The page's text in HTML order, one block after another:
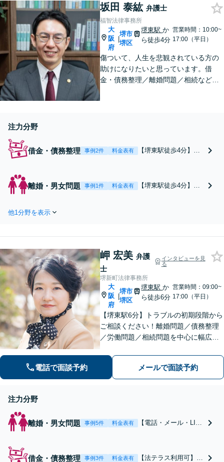
面会交流などにも注力
【オンライン相談可】
事告訴、示談交渉、ト
レント、リベンジポル
ノの実績多数！企業・
飲食店の風評被害も対
坂田 泰紘 弁護士
福智法律事務所
大
阪
府
|
堺市
堺区
堺東駅か
ら徒歩4分
営業時間：10:00~
17:00（平日）
傷ついて、人生を悲観されている方の
助けになりたいと思っています。借
金・債務整理／離婚問題／相続など、
注力分野
借金・債務整理 事例2件 料金表有
【堺東駅徒歩4分】
いは一気に止まりま
す。借金の督促にお困
【借金問題のみ初回相
談無料】
離婚・男女問題 事例1件 料金表有
【堺東駅徒歩4分】
与・慰謝料請求など、
ます。依頼者さまのお
気持ちに寄り添った対
応を心がけます。【夜
間・休日対応可能】
【完全個室完備】
他1分野を表示
岬 宏美 弁護
士
インタビューを見
る
堺新町法律事務所
大
阪
府
|
堺市
堺区
堺東駅か
ら徒歩6分
営業時間：09:00~
17:00（平日）
【堺東駅6分】トラブルの初期段階から
ご相談ください！離婚問題／債務整理
／労働問題／相続問題を中心に幅広く
とりに合った解決策をご提示いたしま
す【完全個室】
電話で面談予約 メールで面談予約
注力分野
離婚・男女問題 事例5件 料金表有
【電話・メール・LIN
合いを弁護士に一任し
借金・債務整理 事例3件 料金表有 【法テラス利用可】